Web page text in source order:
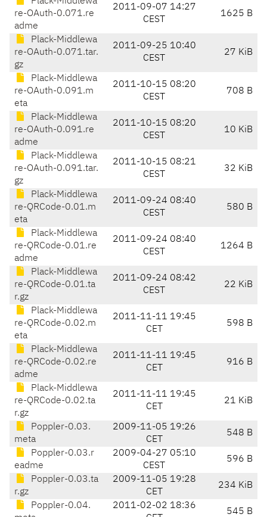
re-OAuth-0.071.re
adme
2011-09-07 14:27
CEST
1625 B
Plack-Middlewa
re-OAuth-0.071.tar.
gz
2011-09-25 10:40
CEST
27 KiB
Plack-Middlewa
re-OAuth-0.091.m
eta
2011-10-15 08:20
CEST
708 B
Plack-Middlewa
re-OAuth-0.091.re
adme
2011-10-15 08:20
CEST
10 KiB
Plack-Middlewa
re-OAuth-0.091.tar.
gz
2011-10-15 08:21
CEST
32 KiB
Plack-Middlewa
re-QRCode-0.01.m
eta
2011-09-24 08:40
CEST
580 B
Plack-Middlewa
re-QRCode-0.01.re
adme
2011-09-24 08:40
CEST
1264 B
Plack-Middlewa
re-QRCode-0.01.ta
r.gz
2011-09-24 08:42
CEST
22 KiB
Plack-Middlewa
re-QRCode-0.02.m
eta
2011-11-11 19:45
CET
598 B
Plack-Middlewa
re-QRCode-0.02.re
adme
2011-11-11 19:45
CET
916 B
Plack-Middlewa
re-QRCode-0.02.ta
r.gz
2011-11-11 19:45
CET
21 KiB
Poppler-0.03.
meta
2009-11-05 19:26
CET
548 B
Poppler-0.03.r
eadme
2009-04-27 05:10
CEST
596 B
Poppler-0.03.ta
r.gz
2009-11-05 19:28
CET
234 KiB
Poppler-0.04.
2011-02-02 18:36
545 B